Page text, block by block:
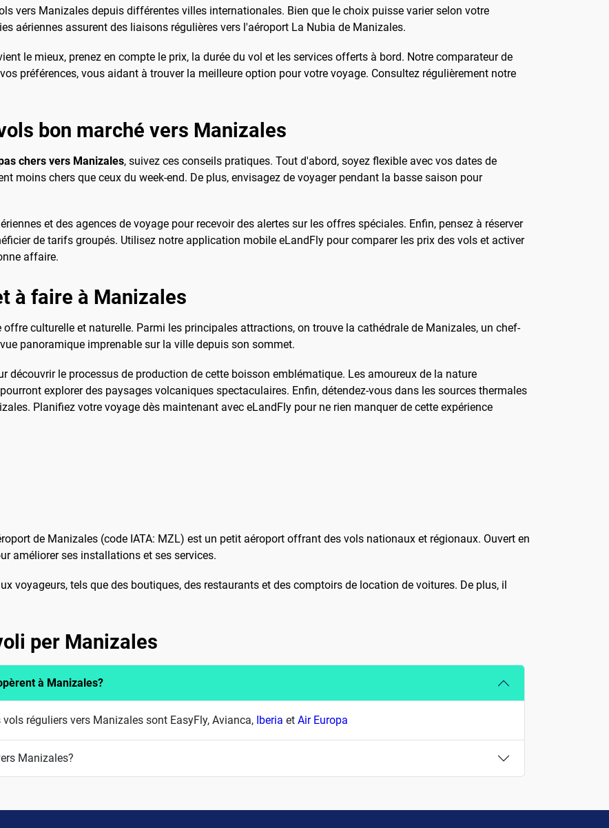
vers Manizales depuis différentes villes internationales. Bien que le choix puisse varier selon votre
aériennes assurent des liaisons régulières vers l'aéroport La Nubia de Manizales.
le mieux, prenez en compte le prix, la durée du vol et les services offerts à bord. Notre comparateur de
préférences, vous aidant à trouver la meilleure option pour votre voyage. Consultez régulièrement notre
bon marché vers Manizales
chers vers Manizales, suivez ces conseils pratiques. Tout d'abord, soyez flexible avec vos dates de
moins chers que ceux du week-end. De plus, envisagez de voyager pendant la basse saison pour
et des agences de voyage pour recevoir des alertes sur les offres spéciales. Enfin, pensez à réserver
de tarifs groupés. Utilisez notre application mobile eLandFly pour comparer les prix des vols et activer
affaire.
à faire à Manizales
culturelle et naturelle. Parmi les principales attractions, on trouve la cathédrale de Manizales, un chef-
panoramique imprenable sur la ville depuis son sommet.
découvrir le processus de production de cette boisson emblématique. Les amoureux de la nature
explorer des paysages volcaniques spectaculaires. Enfin, détendez-vous dans les sources thermales
Planifiez votre voyage dès maintenant avec eLandFly pour ne rien manquer de cette expérience
de Manizales (code IATA: MZL) est un petit aéroport offrant des vols nationaux et régionaux. Ouvert en
améliorer ses installations et ses services.
voyageurs, tels que des boutiques, des restaurants et des comptoirs de location de voitures. De plus, il
per Manizales
à Manizales?
réguliers vers Manizales sont EasyFly, Avianca, Iberia et Air Europa
Manizales?